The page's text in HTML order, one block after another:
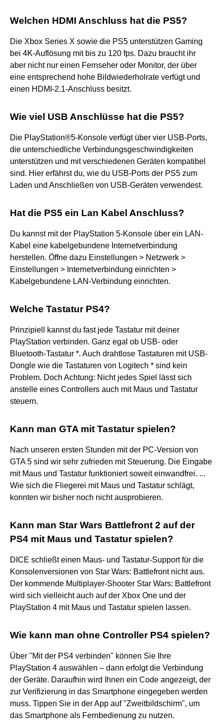
Welchen HDMI Anschluss hat die PS5?
Die Xbox Series X sowie die PS5 unterstützen Gaming
bei 4K-Auflösung mit bis zu 120 fps. Dazu braucht ihr
aber nicht nur einen Fernseher oder Monitor, der über
eine entsprechend hohe Bildwiederholrate verfügt und
einen HDMI-2.1-Anschluss besitzt.
Wie viel USB Anschlüsse hat die PS5?
Die PlayStation®5-Konsole verfügt über vier USB-Ports,
die unterschiedliche Verbindungsgeschwindigkeiten
unterstützen und mit verschiedenen Geräten kompatibel
sind. Hier erfährst du, wie du USB-Ports der PS5 zum
Laden und Anschließen von USB-Geräten verwendest.
Hat die PS5 ein Lan Kabel Anschluss?
Du kannst mit der PlayStation 5-Konsole über ein LAN-
Kabel eine kabelgebundene Internetverbindung
herstellen. Öffne dazu Einstellungen > Netzwerk >
Einstellungen > Internetverbindung einrichten >
Kabelgebundene LAN-Verbindung einrichten.
Welche Tastatur PS4?
Prinzipiell kannst du fast jede Tastatur mit deiner
PlayStation verbinden. Ganz egal ob USB- oder
Bluetooth-Tastatur *. Auch drahtlose Tastaturen mit USB-
Dongle wie die Tastaturen von Logitech * sind kein
Problem. Doch Achtung: Nicht jedes Spiel lässt sich
anstelle eines Controllers auch mit Maus und Tastatur
steuern.
Kann man GTA mit Tastatur spielen?
Nach unseren ersten Stunden mit der PC-Version von
GTA 5 sind wir sehr zufrieden mit Steuerung. Die Eingabe
mit Maus und Tastatur funktioniert soweit einwandfrei. ...
Wie sich die Fliegerei mit Maus und Tastatur schlägt,
konnten wir bisher noch nicht ausprobieren.
Kann man Star Wars Battlefront 2 auf der
PS4 mit Maus und Tastatur spielen?
DICE schließt einen Maus- und Tastatur-Support für die
Konsolenversionen von Star Wars: Battlefront nicht aus.
Der kommende Multiplayer-Shooter Star Wars: Battlefront
wird sich vielleicht auch auf der Xbox One und der
PlayStation 4 mit Maus und Tastatur spielen lassen.
Wie kann man ohne Controller PS4 spielen?
Über "Mit der PS4 verbinden" können Sie Ihre
PlayStation 4 auswählen – dann erfolgt die Verbindung
der Geräte. Daraufhin wird Ihnen ein Code angezeigt, der
zur Verifizierung in das Smartphone eingegeben werden
muss. Tippen Sie in der App auf "Zweitbildschirm", um
das Smartphone als Fernbedienung zu nutzen.